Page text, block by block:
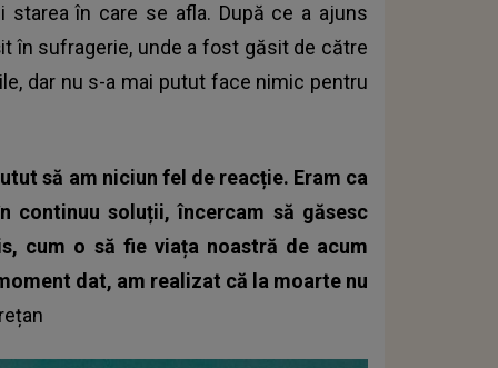
starea în care se afla. După ce a ajuns
în sufragerie, unde a fost găsit de către
dar nu s-a mai putut face nimic pentru
să am niciun fel de reacție. Eram ca
continuu soluții, încercam să găsesc
cum o să fie viața noastră de acum
dat, am realizat că la moarte nu